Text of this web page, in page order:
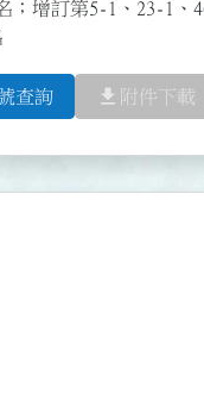
；增訂第5-1、23-1
查詢 file_download 附件下載